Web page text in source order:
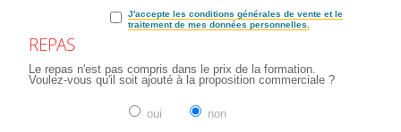
J'accepte les conditions générales de vente et le
traitement de mes données personnelles.
REPAS
Le repas n'est pas compris dans le prix de la formation.
Voulez-vous qu'il soit ajouté à la proposition commerciale ?
oui non